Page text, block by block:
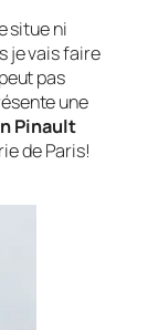
situe ni
je vais faire
pas
une
Pinault
de Paris!